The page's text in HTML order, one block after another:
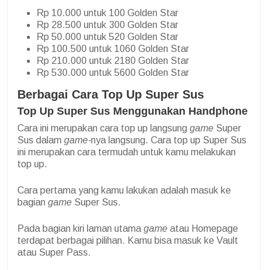
Rp 10.000 untuk 100 Golden Star
Rp 28.500 untuk 300 Golden Star
Rp 50.000 untuk 520 Golden Star
Rp 100.500 untuk 1060 Golden Star
Rp 210.000 untuk 2180 Golden Star
Rp 530.000 untuk 5600 Golden Star
Berbagai Cara Top Up Super Sus
Top Up Super Sus Menggunakan Handphone
Cara ini merupakan cara top up langsung game Super
Sus dalam game-nya langsung. Cara top up Super Sus
ini merupakan cara termudah untuk kamu melakukan
top up.
Cara pertama yang kamu lakukan adalah masuk ke
bagian game Super Sus.
Pada bagian kiri laman utama game atau Homepage
terdapat berbagai pilihan. Kamu bisa masuk ke Vault
atau Super Pass.